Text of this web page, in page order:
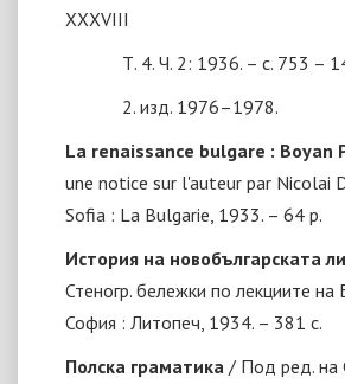
ХХХVIII
Т. 4. Ч. 2: 1936. – с. 753 –
2. изд. 1976–1978.
La renaissance bulgare : Boyan
une notice sur l'auteur par Nicolai
Sofia : La Bulgarie, 1933. – 64 p.
История на новобългарската
Стеногр. бележки по лекциите на
София : Литопеч, 1934. – 381 с.
Полска граматика / Под ред. на